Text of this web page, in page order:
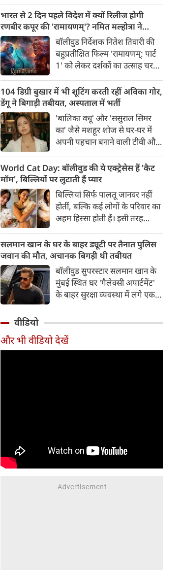
को अस्त-व्यस्त कर दिया है। जहां
एक तरफ राज्य के कई जिले पानी में
डूब चुके हैं और लोग बुनियादी चीज़ों
के लिए तरस रहे हैं, वहीं दूसरी तरफ
इस मुश्किल समय में मनोरंजन जगत
से मदद के हाथ भी आगे बढ़ने लगे हैं।
भारत से 2 दिन पहले विदेश में क्यों रिलीज होगी
रणबीर कपूर की 'रामायणम्'? नमित मल्होत्रा ने
बताया रिलीज प्लानबॉलीवुड निर्देशक नितेश तिवारी की
बहुप्रतीक्षित फिल्म 'रामायणम्: पार्ट
1' को लेकर दर्शकों का उत्साह चरम
ट्रेलर के बाद हाल ही में जारी किए गए
अंग्रेजी ट्रेलर ने बॉक्स ऑफिस और
सोशल मीडिया पर तहलका मचा दिया
है।
104 डिग्री बुखार में भी शूटिंग करती रहीं अविका गोर,
डेंगू ने बिगाड़ी तबीयत, अस्पताल में भर्ती
'बालिका वधू' और 'ससुराल सिमर
का' जैसे मशहूर शोज से घर-घर में
अपनी पहचान बनाने वाली टीवी और
शॉकिंग खबर सामने आई है। पिछले
पांच दिनों से 103-104 डिग्री के
खतरनाक बुखार से जूझ रहीं अविका
को डेंगू की पुष्टि होने के बाद मुंबई के
एक अस्पताल में भर्ती कराया गया है।
World Cat Day: बॉलीवुड की ये एक्ट्रेसेस हैं 'कैट
मॉम', बिल्लियों पर लुटाती हैं प्यार
बिल्लियां सिर्फ पालतू जानवर नहीं
होतीं, बल्कि कई लोगों के परिवार का
अहम हिस्सा होती हैं। इसी तरह
अपनी प्यारी बिल्लियों के साथ खास
रिश्ता साझा करती हैं और अक्सर
सोशल मीडिया पर उनके साथ बिताए
खूबसूरत पल फैंस के साथ शेयर
करती हैं। फिलहाल 'वर्ल्ड कैट डे' के
मौके पर आइए जानते हैं उन पांच
को 'कैट मॉम' कहती हैं।
सलमान खान के घर के बाहर ड्यूटी पर तैनात पुलिस
जवान की मौत, अचानक बिगड़ी थी तबीयत
बॉलीवुड सुपरस्टार सलमान खान के
मुंबई स्थित घर 'गैलेक्सी अपार्टमेंट'
के बाहर सुरक्षा व्यवस्था में लगे एक
कांस्टेबल गणेश रायते के रूप में हुई
है। वह मुंबई पुलिस की लोकल आर्म्स
वीडियो
और भी वीडियो देखें